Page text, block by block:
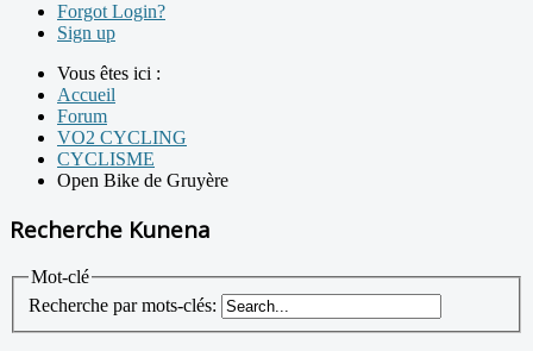
Forgot Login?
Sign up
Vous êtes ici :
Accueil
Forum
VO2 CYCLING
CYCLISME
Open Bike de Gruyère
Recherche Kunena
Mot-clé
Recherche par mots-clés: